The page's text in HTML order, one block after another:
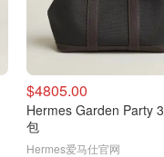
$4805.00
Hermes Garden Party
包
Hermes爱马仕官网